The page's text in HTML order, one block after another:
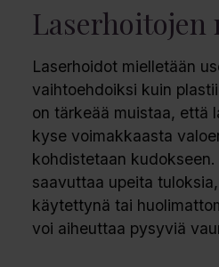
Laserhoidot mielletään
vaihtoehdoiksi kuin
on tärkeää muistaa, että
kyse voimakkaasta
kohdistetaan
saavuttaa upeita
käytettynä tai
voi aiheuttaa pysyviä